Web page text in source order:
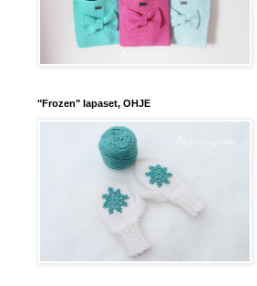
"Frozen" lapaset, OHJE